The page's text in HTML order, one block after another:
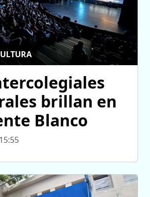
brillan en
Blanco